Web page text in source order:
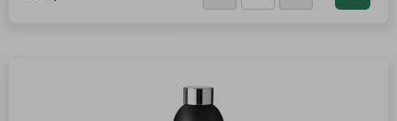
spar350Poeng!